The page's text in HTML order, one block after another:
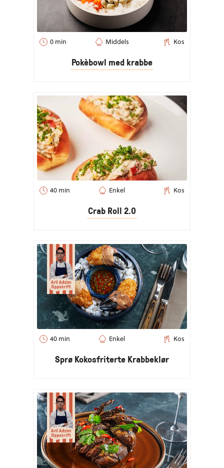
0 min Middels Kos
Pokèbowl med krabbe
40 min Enkel Kos
Crab Roll 2.0
40 min Enkel Kos
Sprø Kokosfriterte Krabbeklør